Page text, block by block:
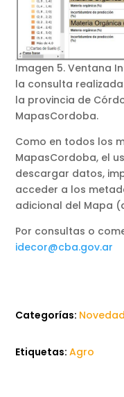
Imagen 5. Ventana
la consulta
la provincia de
MapasCordoba.
Como en todos los
MapasCordoba, el
descargar datos,
acceder a los
adicional del Mapa
Por consultas o
idecor@cba.gov.ar
Categorías:
Etiquetas:Agro